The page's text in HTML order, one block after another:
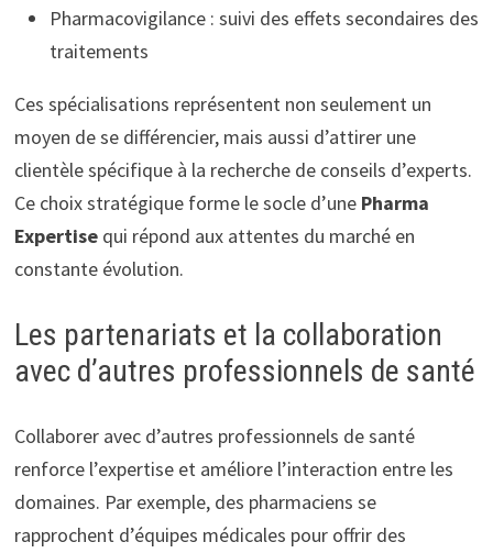
Pharmacovigilance : suivi des effets secondaires des
traitements
Ces spécialisations représentent non seulement un
moyen de se différencier, mais aussi d’attirer une
clientèle spécifique à la recherche de conseils d’experts.
Ce choix stratégique forme le socle d’une Pharma
Expertisequi répond aux attentes du marché en
constante évolution.
Les partenariats et la collaboration
avec d’autres professionnels de santé
Collaborer avec d’autres professionnels de santé
renforce l’expertise et améliore l’interaction entre les
domaines. Par exemple, des pharmaciens se
rapprochent d’équipes médicales pour offrir des